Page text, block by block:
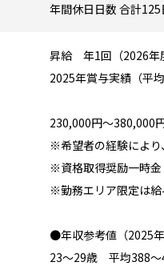
年間休日日数 合計
昇給 年1回（2026年
2025年賞与実績（平
230,000円～380,000
※希望者の経験により
※資格取得奨励一時金
※勤務エリア限定は給
●年収参考値（2025年
23～29歳 平均388～